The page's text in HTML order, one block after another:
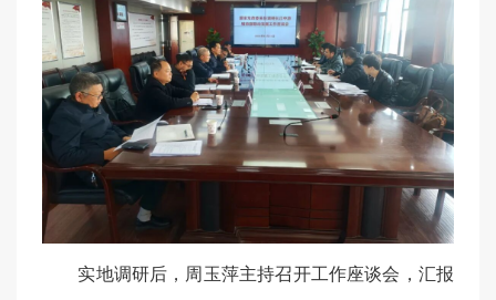
实地调研后，周玉萍主持召开工作座谈会，汇报